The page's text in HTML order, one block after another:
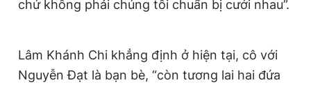
chứ không phải chúng tôi chuẩn bị cưới nhau”.
Lâm Khánh Chi khẳng định ở hiện tại, cô với
Nguyễn Đạt là bạn bè, “còn tương lai hai đứa